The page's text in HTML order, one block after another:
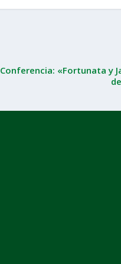
Conferencia: «Fortunata y